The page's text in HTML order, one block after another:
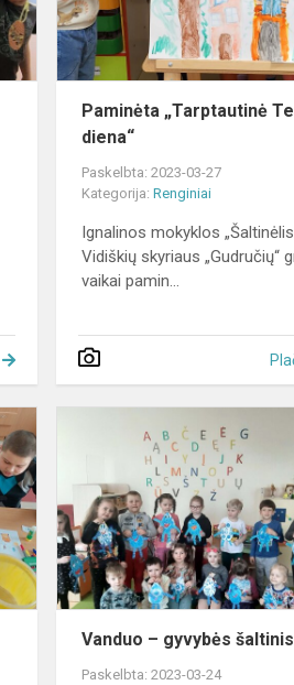
Paminėta „Tarptautinė
diena“
Paskelbta: 2023-03-27
Kategorija:Renginiai
Ignalinos mokyklos
Vidiškių skyriaus „Gudručių“
vaikai pamin...
Edukacinė
veikla
„Žemė
mūsų
planeta
–
saugok
ją
visada“Vanduo – gyvybės šaltinis
Paskelbta: 2023-03-24